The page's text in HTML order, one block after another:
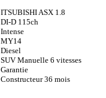
ITSUBISHI ASX 1.8
DI-D 115ch
Intense
MY14
Diesel
SUV Manuelle 6 vitesses
Garantie
Constructeur 36 mois